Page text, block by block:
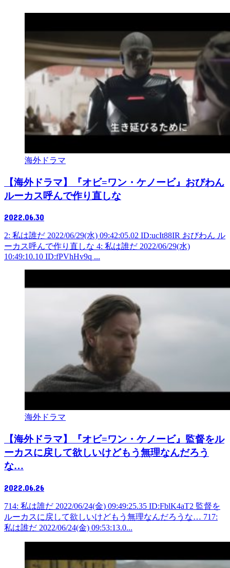
海外ドラマ
【海外ドラマ】『オビ=ワン・ケノービ』おびわん
ルーカス呼んで作り直しな
2022.06.30
2: 私は誰だ 2022/06/29(水) 09:42:05.02 ID:ucIt88IR おびわん ル
ーカス呼んで作り直しな 4: 私は誰だ 2022/06/29(水)
10:49:10.10 ID:fPVhHv9q ...
海外ドラマ
【海外ドラマ】『オビ=ワン・ケノービ』監督をル
ーカスに戻して欲しいけどもう無理なんだろう
な…
2022.06.26
714: 私は誰だ 2022/06/24(金) 09:49:25.35 ID:FblK4aT2 監督を
ルーカスに戻して欲しいけどもう無理なんだろうな… 717:
私は誰だ 2022/06/24(金) 09:53:13.0...